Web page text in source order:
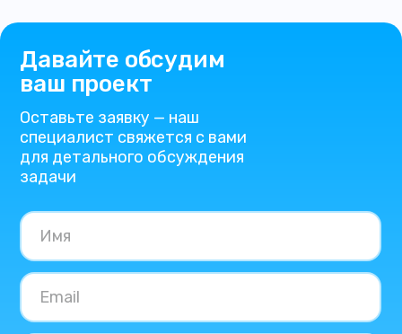
Давайте обсудим
ваш проект
Оставьте заявку — наш
специалист свяжется с вами
для детального обсуждения
задачи